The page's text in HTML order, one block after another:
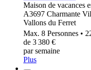
Maison de vacances
A3697 Charmante
Vallons du Ferret
Max. 8 Personnes •
de 3 380 €
par semaine
Plus